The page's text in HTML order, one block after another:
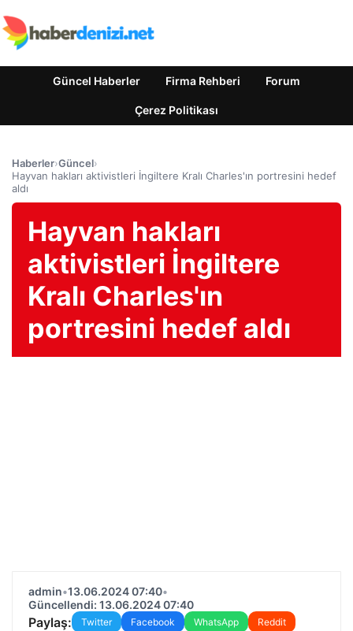
Güncel Haberler Firma Rehberi Forum
Çerez Politikası
Haberler›Güncel›
Hayvan hakları aktivistleri İngiltere Kralı Charles'ın portresini hedef
aldı
Hayvan hakları
aktivistleri İngiltere
Kralı Charles'ın
portresini hedef aldı
admin•13.06.2024 07:40•
Güncellendi: 13.06.2024 07:40
Paylaş: Twitter Facebook WhatsApp
Reddit